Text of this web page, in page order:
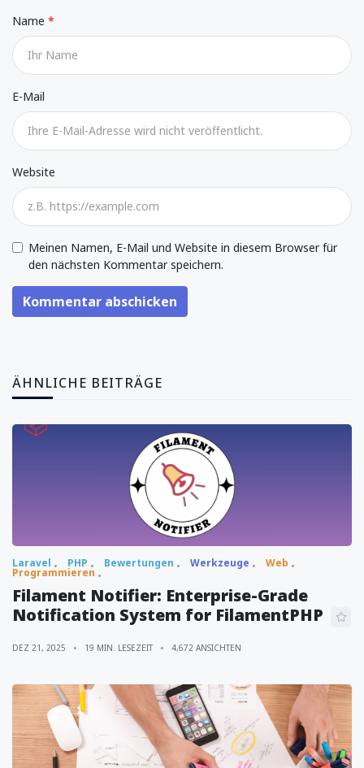
Name
E-Mail
Website
Meinen Namen, E-Mail und Website in diesem Browser für
den nächsten Kommentar speichern.
Kommentar abschicken
ÄHNLICHE BEITRÄGE
Laravel PHP Bewertungen Werkzeuge Web
Programmieren
Filament Notifier: Enterprise-Grade
Notification System for FilamentPHP
DEZ 21, 2025 19 MIN. LESEZEIT 4,672 ANSICHTEN